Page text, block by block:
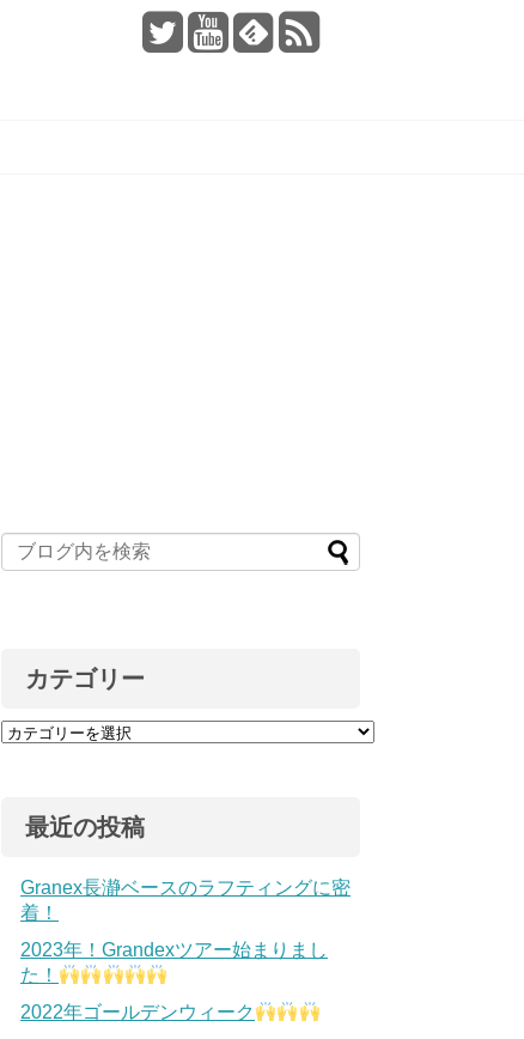
カテゴリー
最近の投稿
Granex長瀞ベースのラフティングに密
着！
2023年！Grandexツアー始まりまし
た！
2022年ゴールデンウィーク